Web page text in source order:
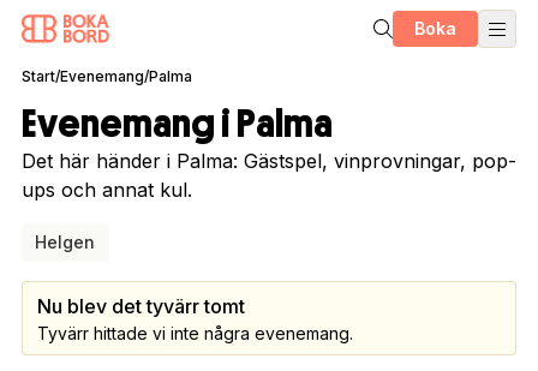
Boka
Start/Evenemang/Palma
Evenemang i Palma
Det här händer i Palma: Gästspel, vinprovningar, pop-
ups och annat kul.
Helgen
Nu blev det tyvärr tomt
Tyvärr hittade vi inte några evenemang.